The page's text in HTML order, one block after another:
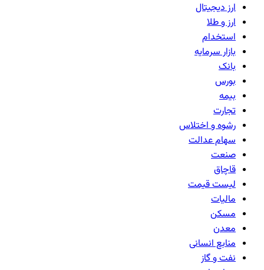
ارز دیجیتال
ارز و طلا
استخدام
بازار سرمایه
بانک‌
بورس
بیمه
تجارت
رشوه و اختلاس
سهام عدالت
صنعت
قاچاق
لیست قیمت
مالیات
مسکن
معدن
منابع انسانی
نفت و گاز